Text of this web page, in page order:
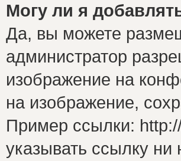
Могу ли я
Да, вы можете
администратор
изображение на
на изображение,
Пример ссылки:
указывать ссылку